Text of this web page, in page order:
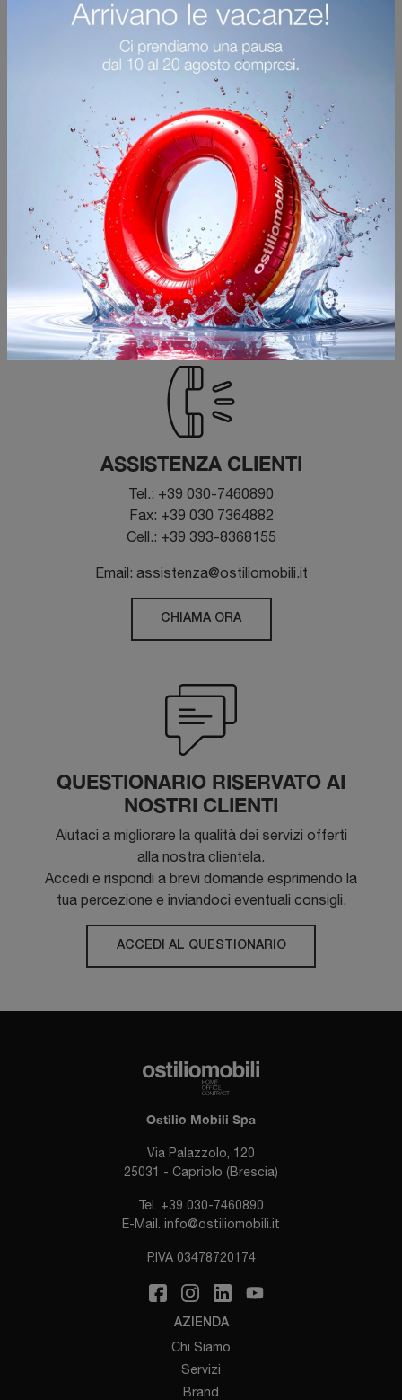
ORARI D'APERTURA
SHOWROOM
Via Palazzolo, 120
25031 - Capriolo (Brescia)
Dal Lunedì al Sabato 09:00 - 12:00 / 14:30 -
19:30
Domenica chiuso
A 500 metri dal casello autostradale di Palazzolo
sull'Oglio.
Ampio parcheggio riservato.
PRENOTA UNA CONSULENZA
ASSISTENZA CLIENTI
Tel.: +39 030-7460890
Fax: +39 030 7364882
Cell.: +39 393-8368155
Email: assistenza@ostiliomobili.it
CHIAMA ORA
QUESTIONARIO RISERVATO AI
NOSTRI CLIENTI
Aiutaci a migliorare la qualità dei servizi offerti
alla nostra clientela.
Accedi e rispondi a brevi domande esprimendo la
tua percezione e inviandoci eventuali consigli.
ACCEDI AL QUESTIONARIO
Ostilio Mobili Spa
Via Palazzolo, 120
25031 - Capriolo (Brescia)
Tel. +39 030-7460890
E-Mail. info@ostiliomobili.it
P.IVA 03478720174
AZIENDA
Chi Siamo
Servizi
Brand